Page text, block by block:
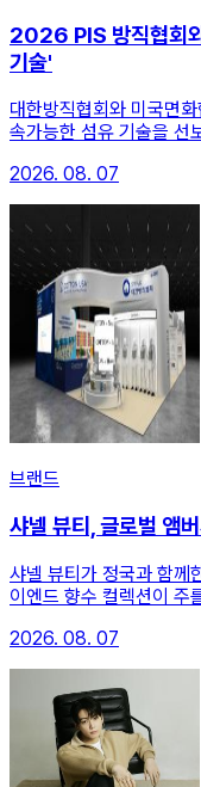
2026 PIS 방직협회
기술'
대한방직협회와 미국면
속가능한 섬유 기술을 선
2026. 08. 07
브랜드
샤넬 뷰티, 글로벌 앰
샤넬 뷰티가 정국과 함께
이엔드 향수 컬렉션이 주
2026. 08. 07